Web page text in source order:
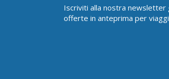
Iscriviti alla nostra newsletter
offerte in anteprima per